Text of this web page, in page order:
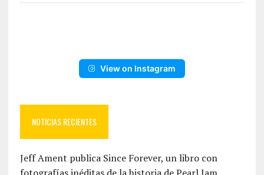
View on Instagram
NOTICIAS RECIENTES
Jeff Ament publica Since Forever, un libro con